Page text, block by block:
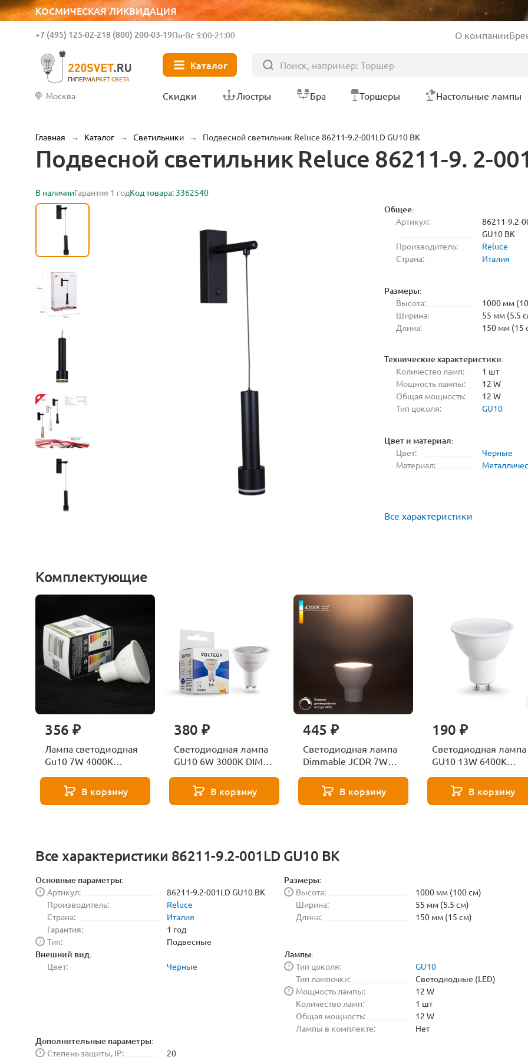
КОСМИЧЕСКАЯ ЛИКВИДАЦИЯ
ГИПЕРМАРКЕТ СВЕТА
+7 (495) 125-02-218 (800) 200-03-19Пн-Вс 9:00-21:00 О компании
Каталог
Москва Скидки Люстры Бра Торшеры Настольные лампы
Главная → Каталог → Светильники → Подвесной светильник Reluce 86211-9.2-001LD GU10 BK
Подвесной светильник Reluce 86211-9. 2-
В наличииГарантия 1 годКод товара: 3362540
Общее:
Артикул:
86211-9.2-
GU10 BK
Производитель:
Reluce
Страна:
Италия
Размеры:
Высота:
1000 мм
Ширина:
55 мм (5.5
Длина:
150 мм (15
Технические характеристики:
Количество ламп:
1 шт
Мощность лампы:
12 W
Общая мощность:
12 W
Тип цоколя:
GU10
Цвет и материал:
Цвет:
Черные
Материал:
Все характеристики
Комплектующие
356 ₽
Лампа светодиодная
Gu10 7W 4000K
В корзину
380 ₽
Светодиодная лампа
GU10 6W 3000K DIM
В корзину
445 ₽
Светодиодная лампа
Dimmable JCDR 7W
Elektrostandard
BLGU1017
В корзину
190 ₽
Светодиодная лампа
GU10 13W 6400K
181306 В корзину
Все характеристики 86211-9.2-001LD GU10 BK
Основные параметры:
Артикул:
?
86211-9.2-001LD GU10 BK
Производитель:
Reluce
Страна:
Италия
Гарантия:
1 год
Тип:
? Подвесные
Размеры:
Высота:
?
1000 мм (100 см)
Ширина:
55 мм (5.5 см)
Длина:
150 мм (15 см)
Внешний вид:
Цвет: Черные
Лампы:
Тип цоколя:
?
GU10
Тип лампочки:
Светодиодные (LED)
Мощность лампы:
?
12 W
Количество ламп:
1 шт
Общая мощность:
12 W
Лампы в комплекте:
Нет
Дополнительные параметры:
Степень защиты, IP:
? 20